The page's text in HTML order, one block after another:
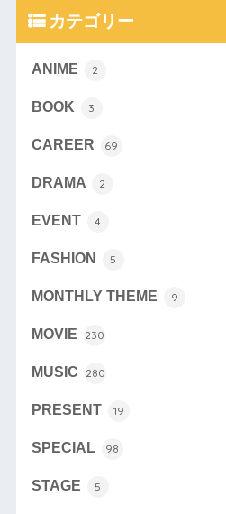
カテゴリー
ANIME 2
BOOK 3
CAREER 69
DRAMA 2
EVENT 4
FASHION 5
MONTHLY THEME 9
MOVIE 230
MUSIC 280
PRESENT 19
SPECIAL 98
STAGE 5